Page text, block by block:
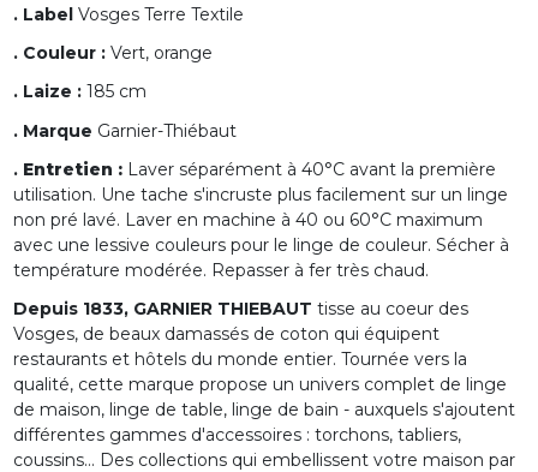
. Label Vosges Terre Textile
. Couleur :Vert, orange
. Laize : 185 cm
. Marque Garnier-Thiébaut
. Entretien : Laver séparément à 40°C avant la première
utilisation. Une tache s'incruste plus facilement sur un linge
non pré lavé. Laver en machine à 40 ou 60°C maximum
avec une lessive couleurs pour le linge de couleur. Sécher à
température modérée. Repasser à fer très chaud.
Depuis 1833, GARNIER THIEBAUT tisse au coeur des
Vosges, de beaux damassés de coton qui équipent
restaurants et hôtels du monde entier. Tournée vers la
qualité, cette marque propose un univers complet de linge
de maison, linge de table, linge de bain - auxquels s'ajoutent
différentes gammes d'accessoires : torchons, tabliers,
coussins... Des collections qui embellissent votre maison par